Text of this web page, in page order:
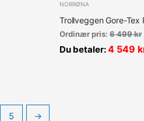
NORRØNA
Trollveggen Gore-Tex
Ordinær pris: 6 499kr
Du betaler:4 549
5 →